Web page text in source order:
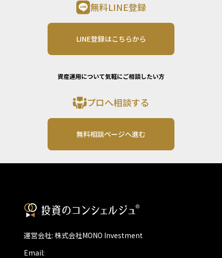
無料LINE登録
LINE登録はこちらから
資産運用について気軽にご相談したい方
プロへ相談する
無料相談ページへ進む
運営会社: 株式会社MONO Investment
Email: